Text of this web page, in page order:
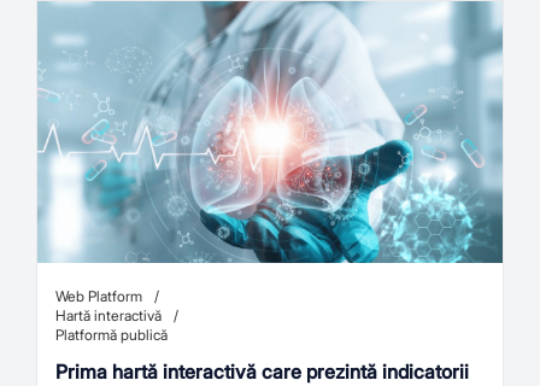
Web Platform
Hartă interactivă
Platformă publică
Prima hartă interactivă care prezintă indicatorii